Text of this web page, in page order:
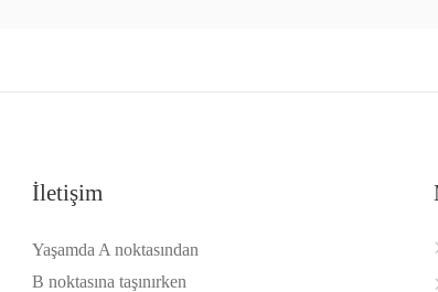
İletişim
Yaşamda A noktasından
B noktasına taşınırken